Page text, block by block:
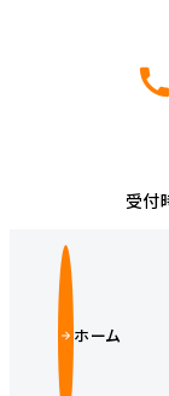
受付
ホーム